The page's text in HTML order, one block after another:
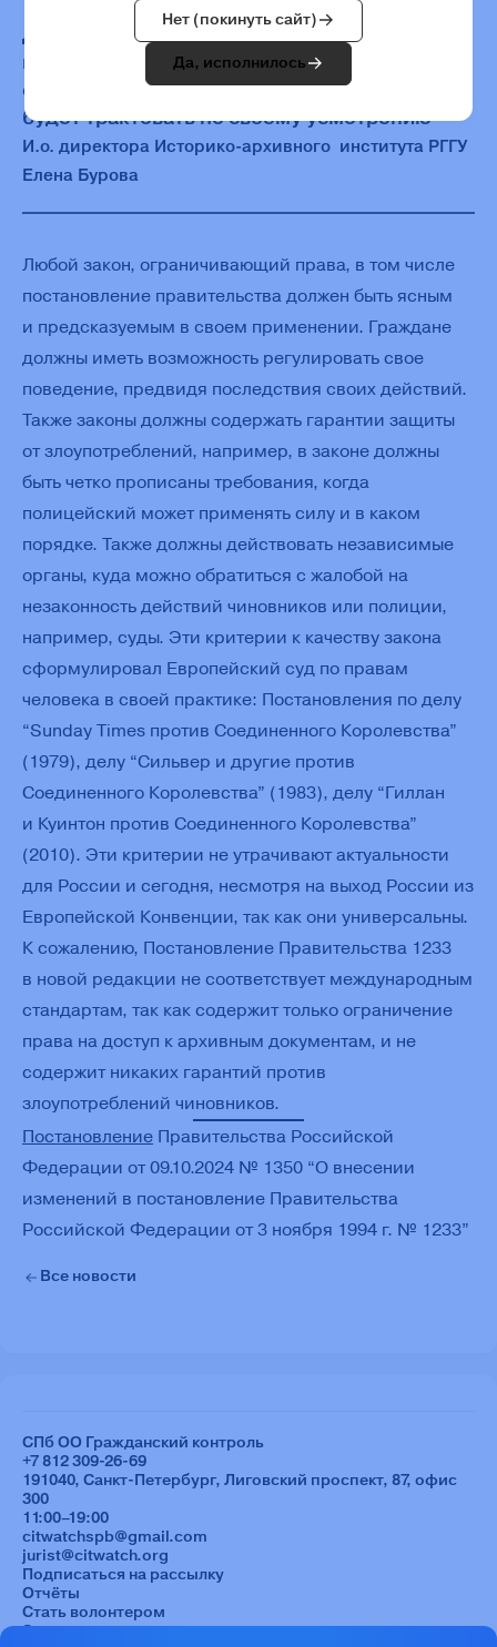
Нет (покинуть сайт)
Да, исполнилось
Должен быть разработан и утвержден
перечень сведений, которые могут быть
отнесены к такой категории. А иначе каждый
будет трактовать по своему усмотрению
И.о. директора Историко-архивного института РГГУ
Елена Бурова
Любой закон, ограничивающий права, в том числе
постановление правительства должен быть ясным
и предсказуемым в своем применении. Граждане
должны иметь возможность регулировать свое
поведение, предвидя последствия своих действий.
Также законы должны содержать гарантии защиты
от злоупотреблений, например, в законе должны
быть четко прописаны требования, когда
полицейский может применять силу и в каком
порядке. Также должны действовать независимые
органы, куда можно обратиться с жалобой на
незаконность действий чиновников или полиции,
например, суды. Эти критерии к качеству закона
сформулировал Европейский суд по правам
человека в своей практике: Постановления по делу
“Sunday Times против Соединенного Королевства”
(1979), делу “Сильвер и другие против
Соединенного Королевства” (1983), делу “Гиллан
и Куинтон против Соединенного Королевства”
(2010). Эти критерии не утрачивают актуальности
для России и сегодня, несмотря на выход России из
Европейской Конвенции, так как они универсальны.
К сожалению, Постановление Правительства 1233
в новой редакции не соответствует международным
стандартам, так как содержит только ограничение
права на доступ к архивным документам, и не
содержит никаких гарантий против
злоупотреблений чиновников.
Постановление Правительства Российской
Федерации от 09.10.2024 № 1350 “О внесении
изменений в постановление Правительства
Российской Федерации от 3 ноября 1994 г. № 1233”
Все новости
СПб ОО Гражданский контроль
+7 812 309-26-69
191040, Санкт-Петербург, Лиговский проспект, 87, офис
300
11:00–19:00
citwatchspb@gmail.com
jurist@citwatch.org
Подписаться на рассылку
Отчёты
Стать волонтером
Задать вопрос